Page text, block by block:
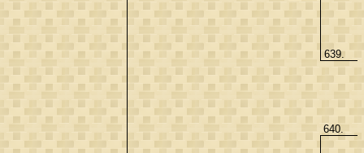
639.
640.